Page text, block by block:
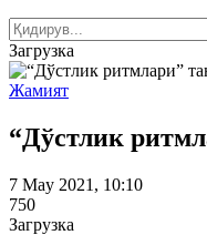
Загрузка
Жамият
“Дўстлик
7 May 2021, 10:10
750
Загрузка